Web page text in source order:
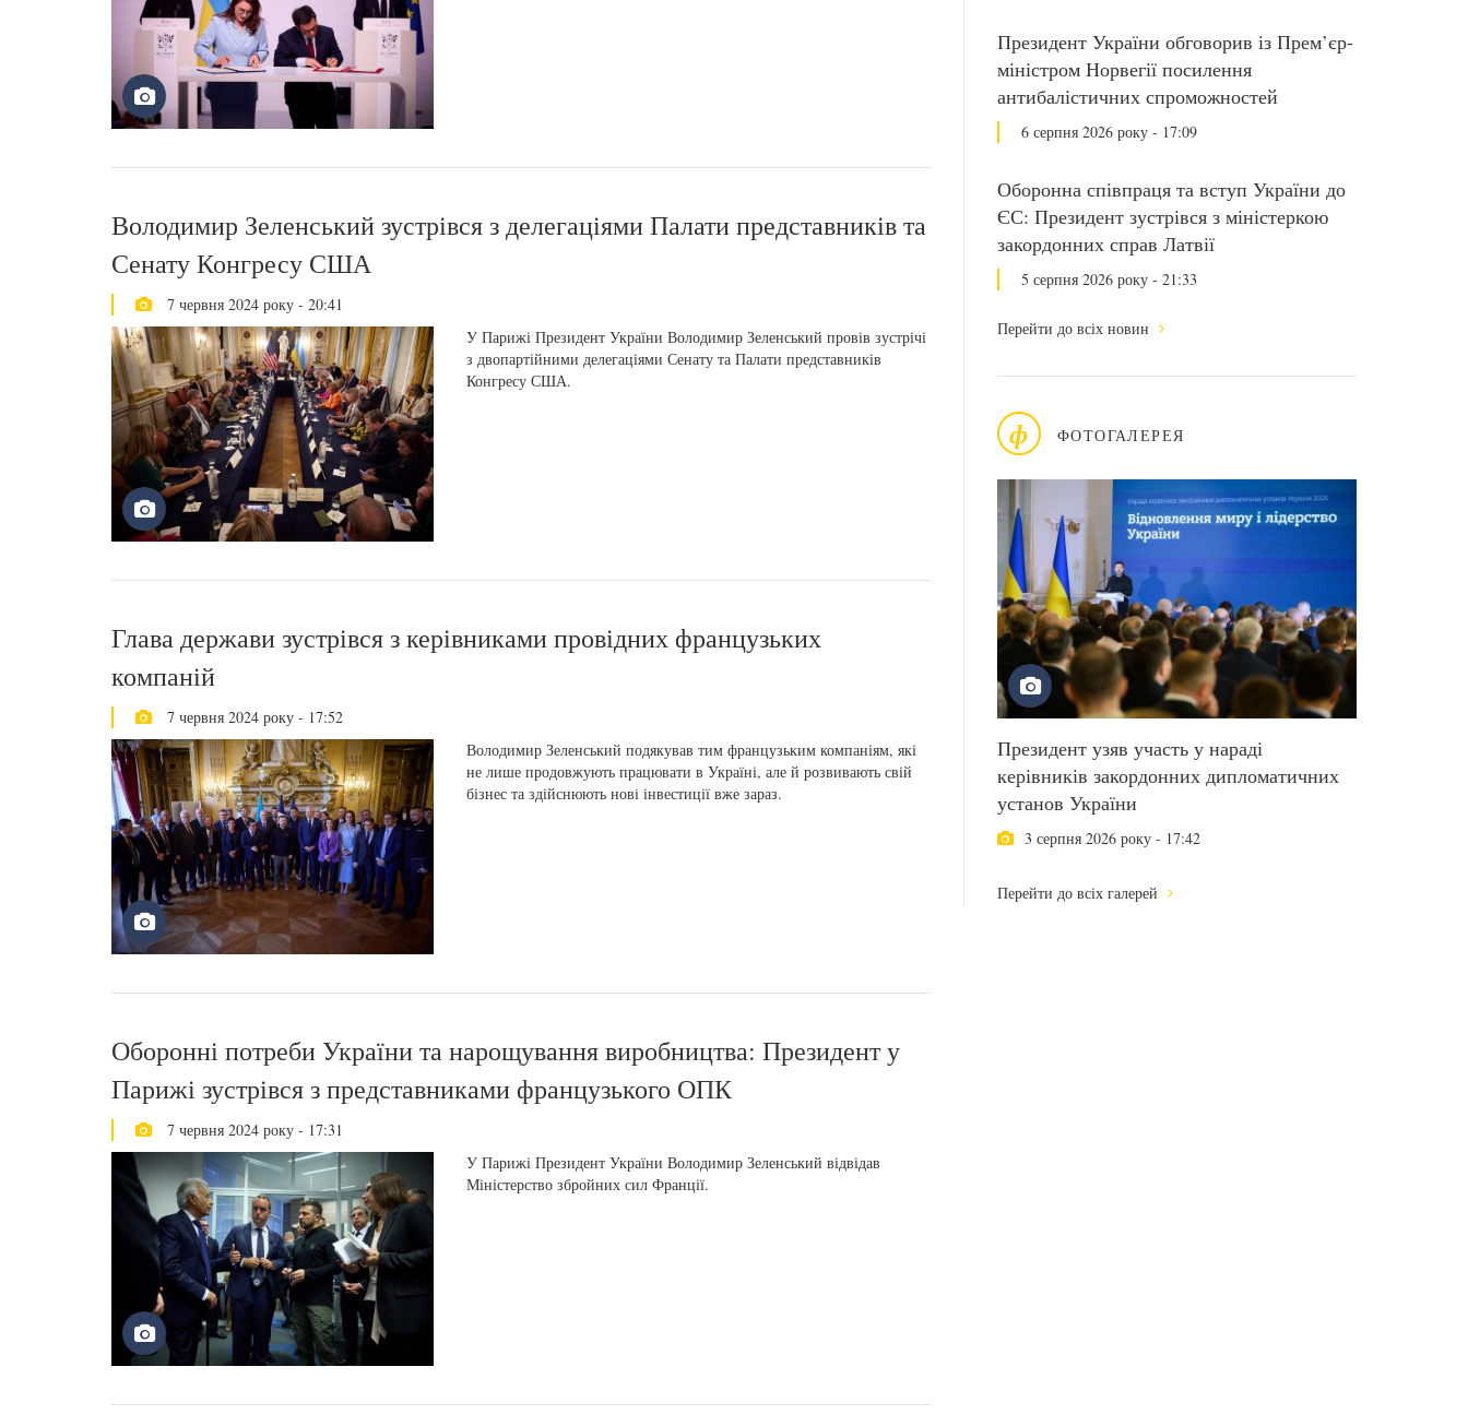
Президент України обговорив із Прем’єр-
міністром Норвегії посилення
антибалістичних спроможностей
6 серпня 2026 року - 17:09
Оборонна співпраця та вступ України до
ЄС: Президент зустрівся з міністеркою
закордонних справ Латвії
5 серпня 2026 року - 21:33
Перейти до всіх новин
ф ФОТОГАЛЕРЕЯ
Президент узяв участь у нараді
керівників закордонних дипломатичних
установ України
3 серпня 2026 року - 17:42
Перейти до всіх галерей
Володимир Зеленський зустрівся з делегаціями Палати представників та
Сенату Конгресу США
7 червня 2024 року - 20:41
У Парижі Президент України Володимир Зеленський провів зустрічі
з двопартійними делегаціями Сенату та Палати представників
Конгресу США.
Глава держави зустрівся з керівниками провідних французьких
компаній
7 червня 2024 року - 17:52
Володимир Зеленський подякував тим французьким компаніям, які
не лише продовжують працювати в Україні, але й розвивають свій
бізнес та здійснюють нові інвестиції вже зараз.
Оборонні потреби України та нарощування виробництва: Президент у
Парижі зустрівся з представниками французького ОПК
7 червня 2024 року - 17:31
У Парижі Президент України Володимир Зеленський відвідав
Міністерство збройних сил Франції.